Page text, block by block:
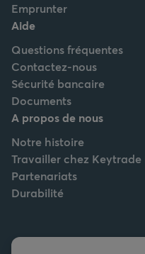
Emprunter
Aide
Questions fréquentes
Contactez-nous
Sécurité bancaire
Documents
A propos de nous
Notre histoire
Travailler chez Keytrade
Partenariats
Durabilité